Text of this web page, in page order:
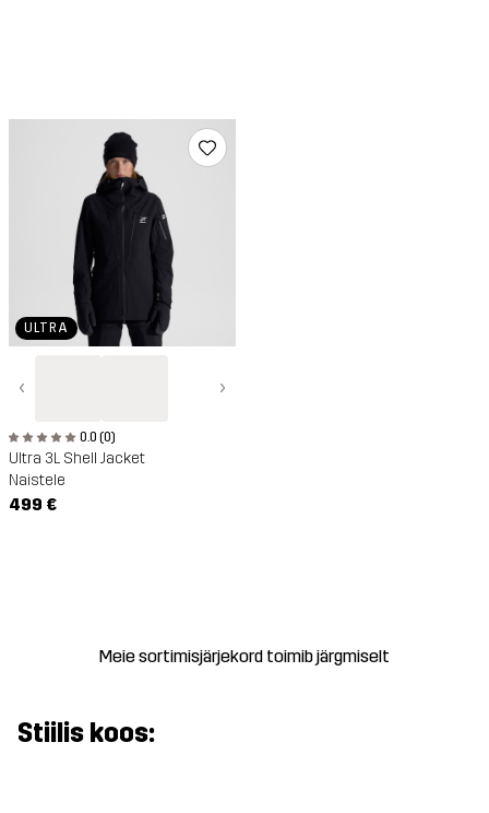
ULTRA
‹ ›
0.0 (0)
Ultra 3L Shell Jacket
Naistele
499 €
Meie sortimisjärjekord toimib järgmiselt
Stiilis koos: